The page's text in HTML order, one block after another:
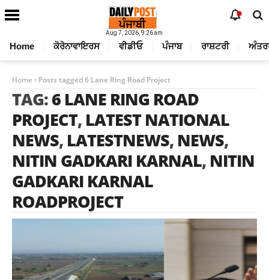
Aug 7, 2026, 9:26 am
Home ਕੋਰੋਨਾਵਾਇਰਸ ਵੀਡੀਓ ਪੰਜਾਬ ਰਾਸ਼ਟਰੀ
Home Posts tagged 6 Lane Ring Road Project
TAG:6 LANE RING ROAD
PROJECT, LATEST NATIONAL
NEWS, LATESTNEWS, NEWS,
NITIN GADKARI KARNAL, NITIN
GADKARI KARNAL
ROADPROJECT